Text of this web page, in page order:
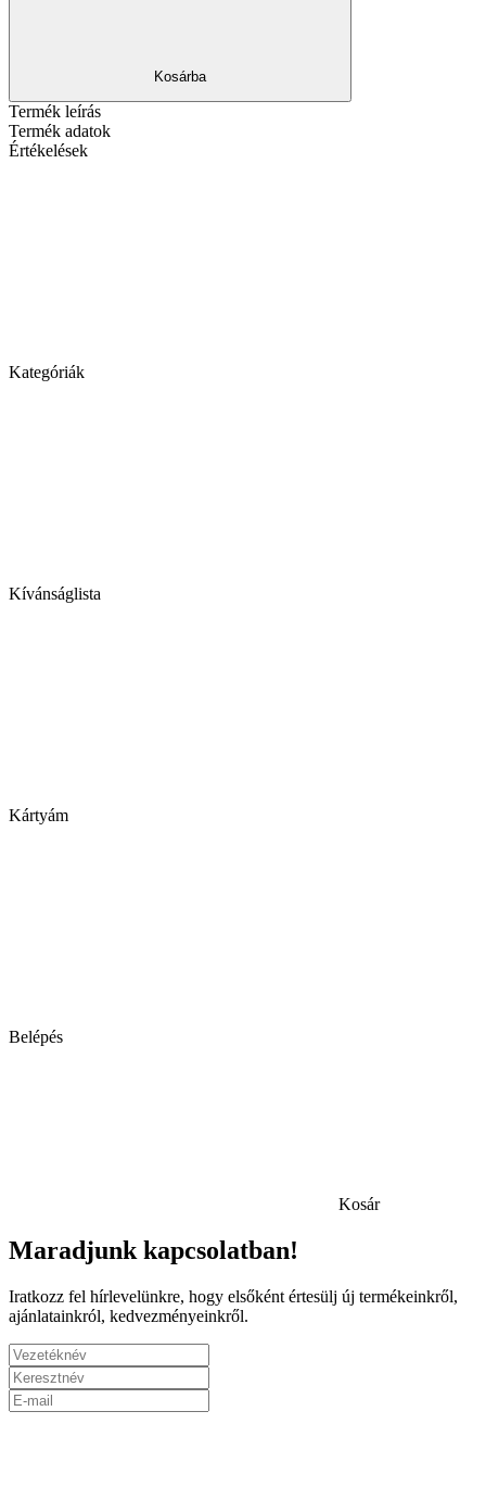
Kosárba
Termék leírás
Termék adatok
Értékelések
Kategóriák
Kívánságlista
Kártyám
Belépés
Kosár
Maradjunk kapcsolatban!
Iratkozz fel hírlevelünkre, hogy elsőként értesülj új termékeinkről,
ajánlatainkról, kedvezményeinkről.